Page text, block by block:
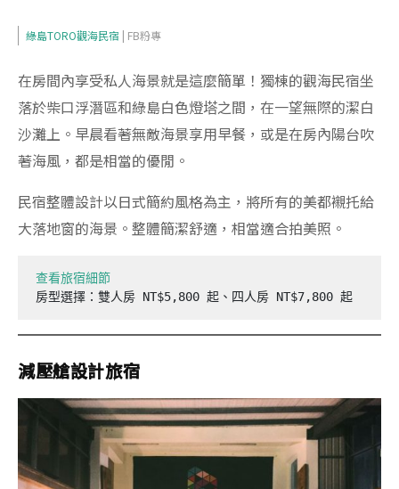
綠島TORO觀海民宿 | FB粉專
在房間內享受私人海景就是這麼簡單！獨棟的觀海民宿坐
落於柴口浮潛區和綠島白色燈塔之間，在一望無際的潔白
沙灘上。早晨看著無敵海景享用早餐，或是在房內陽台吹
著海風，都是相當的優閒。
民宿整體設計以日式簡約風格為主，將所有的美都襯托給
大落地窗的海景。整體簡潔舒適，相當適合拍美照。
查看旅宿細節
房型選擇：雙人房 NT$5,800 起、四人房 NT$7,800 起
減壓艙設計旅宿